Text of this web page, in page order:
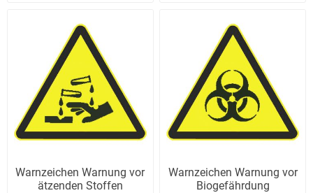
Warnzeichen Warnung vor
ätzenden Stoffen
Warnzeichen Warnung vor
Biogefährdung